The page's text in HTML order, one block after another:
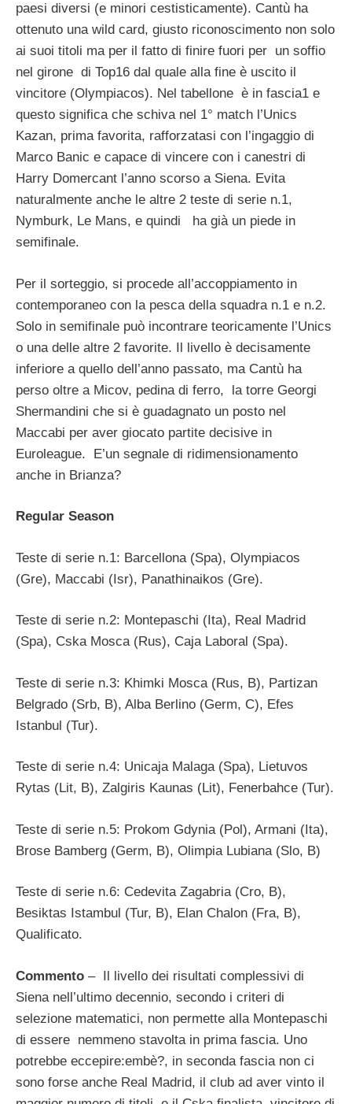
paesi diversi (e minori cestisticamente). Cantù ha
ottenuto una wild card, giusto riconoscimento non solo
ai suoi titoli ma per il fatto di finire fuori per un soffio
nel girone di Top16 dal quale alla fine è uscito il
vincitore (Olympiacos). Nel tabellone è in fascia1 e
questo significa che schiva nel 1° match l’Unics
Kazan, prima favorita, rafforzatasi con l’ingaggio di
Marco Banic e capace di vincere con i canestri di
Harry Domercant l’anno scorso a Siena. Evita
naturalmente anche le altre 2 teste di serie n.1,
Nymburk, Le Mans, e quindi ha già un piede in
semifinale.
Per il sorteggio, si procede all’accoppiamento in
contemporaneo con la pesca della squadra n.1 e n.2.
Solo in semifinale può incontrare teoricamente l’Unics
o una delle altre 2 favorite. Il livello è decisamente
inferiore a quello dell’anno passato, ma Cantù ha
perso oltre a Micov, pedina di ferro, la torre Georgi
Shermandini che si è guadagnato un posto nel
Maccabi per aver giocato partite decisive in
Euroleague. E’un segnale di ridimensionamento
anche in Brianza?
Regular Season
Teste di serie n.1: Barcellona (Spa), Olympiacos
(Gre), Maccabi (Isr), Panathinaikos (Gre).
Teste di serie n.2: Montepaschi (Ita), Real Madrid
(Spa), Cska Mosca (Rus), Caja Laboral (Spa).
Teste di serie n.3: Khimki Mosca (Rus, B), Partizan
Belgrado (Srb, B), Alba Berlino (Germ, C), Efes
Istanbul (Tur).
Teste di serie n.4: Unicaja Malaga (Spa), Lietuvos
Rytas (Lit, B), Zalgiris Kaunas (Lit), Fenerbahce (Tur).
Teste di serie n.5: Prokom Gdynia (Pol), Armani (Ita),
Brose Bamberg (Germ, B), Olimpia Lubiana (Slo, B)
Teste di serie n.6: Cedevita Zagabria (Cro, B),
Besiktas Istambul (Tur, B), Elan Chalon (Fra, B),
Qualificato.
Commento – Il livello dei risultati complessivi di
Siena nell’ultimo decennio, secondo i criteri di
selezione matematici, non permette alla Montepaschi
di essere nemmeno stavolta in prima fascia. Uno
potrebbe eccepire:embè?, in seconda fascia non ci
sono forse anche Real Madrid, il club ad aver vinto il